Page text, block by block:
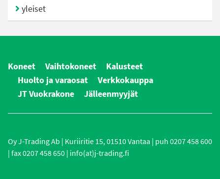
yleiset
Koneet Vaihtokoneet
Kalusteet
Huolto ja varaosat
Verkkokauppa
JT Vuokrakone
Jälleenmyyjät
Oy J-Trading Ab | Kuriiritie 15, 01510 Vantaa | puh 0207 458 600
| fax 0207 458 650 | info(at)j-trading.fi